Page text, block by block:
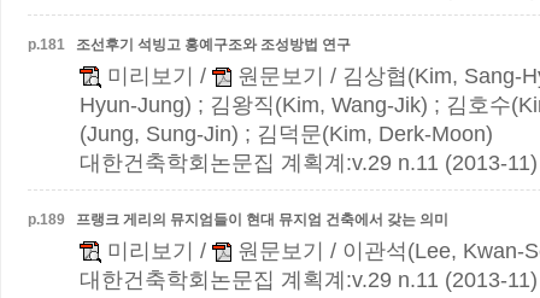
p.181 조선후기 석빙고 홍예구조와 조성방법 연구
미리보기 / 원문보기
/ 김상협(Kim, Sang-
Hyun-Jung) ; 김왕직(Kim, Wang-Jik) ; 김호수
(Jung, Sung-Jin) ; 김덕문(Kim, Derk-Moon)
대한건축학회논문집 계획계:v.29 n.11 (2013-11)
p.189 프랭크 게리의 뮤지엄들이 현대 뮤지엄 건축에서 갖는 의미
미리보기 / 원문보기
/ 이관석(Lee, Kwan-
대한건축학회논문집 계획계:v.29 n.11 (2013-11)